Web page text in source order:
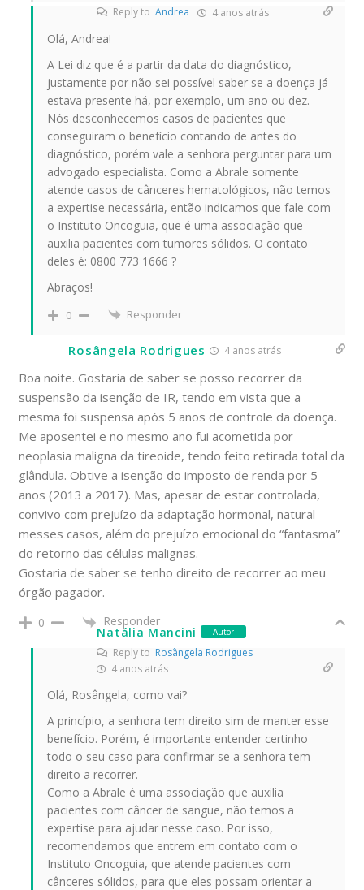
Reply toAndrea 4 anos atrás
Olá, Andrea!
A Lei diz que é a partir da data do diagnóstico,
justamente por não sei possível saber se a doença já
estava presente há, por exemplo, um ano ou dez.
Nós desconhecemos casos de pacientes que
conseguiram o benefício contando de antes do
diagnóstico, porém vale a senhora perguntar para um
advogado especialista. Como a Abrale somente
atende casos de cânceres hematológicos, não temos
a expertise necessária, então indicamos que fale com
o Instituto Oncoguia, que é uma associação que
auxilia pacientes com tumores sólidos. O contato
deles é: 0800 773 1666 ?
Abraços!
0 Responder
Rosângela Rodrigues 4 anos atrás
Boa noite. Gostaria de saber se posso recorrer da
suspensão da isenção de IR, tendo em vista que a
mesma foi suspensa após 5 anos de controle da doença.
Me aposentei e no mesmo ano fui acometida por
neoplasia maligna da tireoide, tendo feito retirada total da
glândula. Obtive a isenção do imposto de renda por 5
anos (2013 a 2017). Mas, apesar de estar controlada,
convivo com prejuízo da adaptação hormonal, natural
messes casos, além do prejuízo emocional do “fantasma”
do retorno das células malignas.
Gostaria de saber se tenho direito de recorrer ao meu
órgão pagador.
0 Responder
Natália Mancini Autor
Reply toRosângela Rodrigues
4 anos atrás
Olá, Rosângela, como vai?
A princípio, a senhora tem direito sim de manter esse
benefício. Porém, é importante entender certinho
todo o seu caso para confirmar se a senhora tem
direito a recorrer.
Como a Abrale é uma associação que auxilia
pacientes com câncer de sangue, não temos a
expertise para ajudar nesse caso. Por isso,
recomendamos que entrem em contato com o
Instituto Oncoguia, que atende pacientes com
cânceres sólidos, para que eles possam orientar a